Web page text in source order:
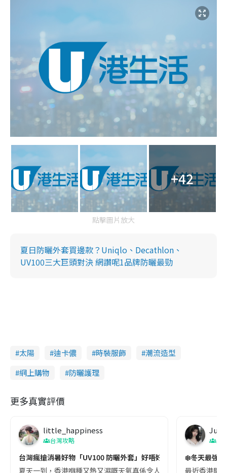
+42
點擊圖片放大
夏日防曬外套買邊款？Uniqlo、Decathlon、
UV100三大巨頭對決 網讚呢1品牌防曬最勁
太陽 迪卡儂 時裝服飾
潮流造型
網上購物
防曬護理
更多真實評價
little_happiness
台灣攻略
台灣瘋搶消暑好物「UV100 防曬外套」好唔好?
夏天一到，香港嗰種又熱又濕嘅天氣真係令人窒息，出親街都
美
❄️冬天最強
最近香港開